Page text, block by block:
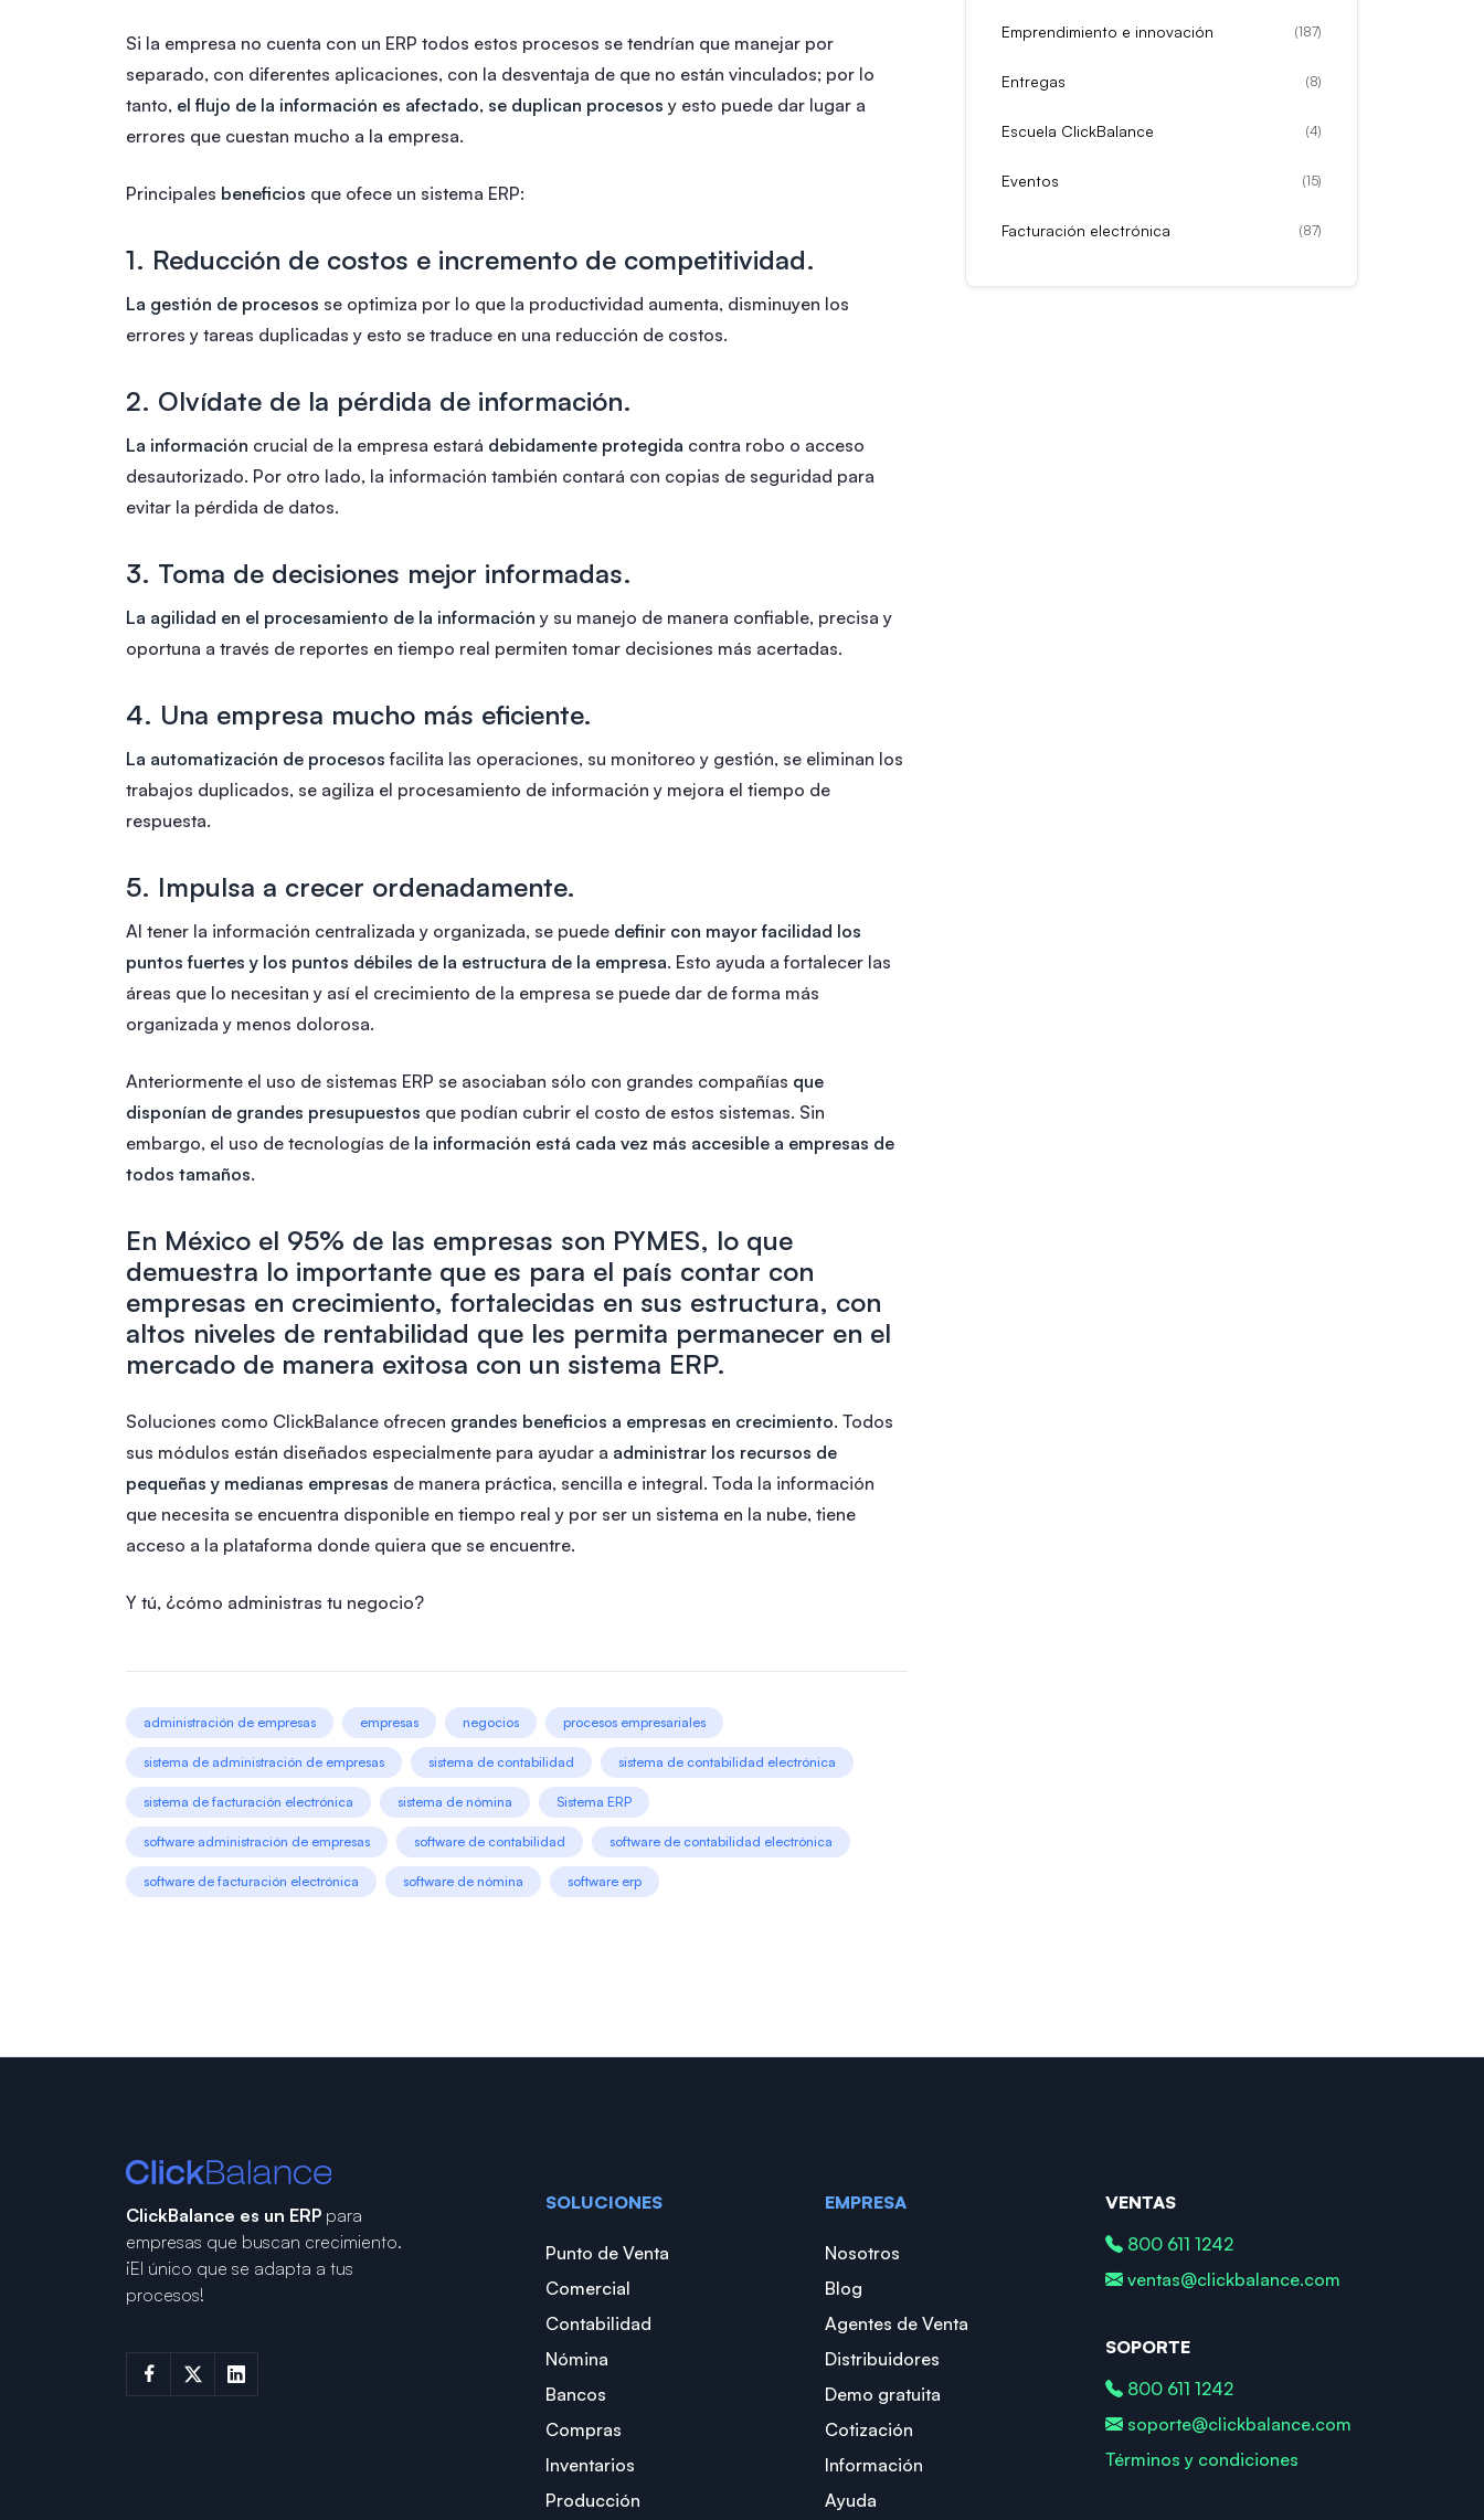
Si la empresa no cuenta con un ERP todos estos procesos se tendrían que manejar por
separado, con diferentes aplicaciones, con la desventaja de que no están vinculados; por lo
tanto, el flujo de la información es afectado, se duplican procesos y esto puede dar lugar a
errores que cuestan mucho a la empresa.
Principales beneficios que ofece un sistema ERP:
1. Reducción de costos e incremento de competitividad.
La gestión de procesos se optimiza por lo que la productividad aumenta, disminuyen los
errores y tareas duplicadas y esto se traduce en una reducción de costos.
2. Olvídate de la pérdida de información.
La información crucial de la empresa estará debidamente protegida contra robo o acceso
desautorizado. Por otro lado, la información también contará con copias de seguridad para
evitar la pérdida de datos.
3. Toma de decisiones mejor informadas.
La agilidad en el procesamiento de la información y su manejo de manera confiable, precisa y
oportuna a través de reportes en tiempo real permiten tomar decisiones más acertadas.
4. Una empresa mucho más eficiente.
La automatización de procesos facilita las operaciones, su monitoreo y gestión, se eliminan los
trabajos duplicados, se agiliza el procesamiento de información y mejora el tiempo de
respuesta.
5. Impulsa a crecer ordenadamente.
Al tener la información centralizada y organizada, se puede definir con mayor facilidad los
puntos fuertes y los puntos débiles de la estructura de la empresa. Esto ayuda a fortalecer las
áreas que lo necesitan y así el crecimiento de la empresa se puede dar de forma más
organizada y menos dolorosa.
Anteriormente el uso de sistemas ERP se asociaban sólo con grandes compañías que
disponían de grandes presupuestos que podían cubrir el costo de estos sistemas. Sin
embargo, el uso de tecnologías de la información está cada vez más accesible a empresas de
todos tamaños.
En México el 95% de las empresas son PYMES, lo que
demuestra lo importante que es para el país contar con
empresas en crecimiento, fortalecidas en sus estructura, con
altos niveles de rentabilidad que les permita permanecer en el
mercado de manera exitosa con un sistema ERP.
Soluciones como ClickBalance ofrecen grandes beneficios a empresas en crecimiento. Todos
sus módulos están diseñados especialmente para ayudar a administrar los recursos de
pequeñas y medianas empresas de manera práctica, sencilla e integral. Toda la información
que necesita se encuentra disponible en tiempo real y por ser un sistema en la nube, tiene
acceso a la plataforma donde quiera que se encuentre.
Y tú, ¿cómo administras tu negocio?
administración de empresas empresas negocios procesos empresariales
sistema de administración de empresas sistema de contabilidad sistema de contabilidad electrónica
sistema de facturación electrónica sistema de nómina Sistema ERP
software administración de empresas software de contabilidad software de contabilidad electrónica
software de facturación electrónica software de nómina software erp
Emprendimiento e innovación (187)
Entregas (8)
Escuela ClickBalance (4)
Eventos (15)
Facturación electrónica (87)
ClickBalance es un ERP para
empresas que buscan crecimiento.
¡El único que se adapta a tus
procesos!
SOLUCIONES
Punto de Venta
Comercial
Contabilidad
Nómina
Bancos
Compras
Inventarios
Producción
EMPRESA
Nosotros
Blog
Agentes de Venta
Distribuidores
Demo gratuita
Cotización
Información
Ayuda
VENTAS
800 611 1242
ventas@clickbalance.com
SOPORTE
800 611 1242
soporte@clickbalance.com
Términos y condiciones